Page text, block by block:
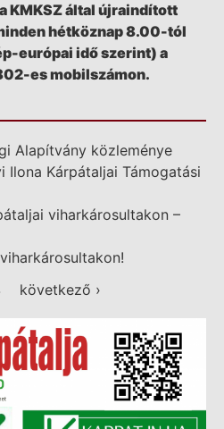
KMKSZ által újraindított
hétköznap 8.00-tól
európai idő szerint) a
es mobilszámon.
Alapítvány közleménye
Ilona Kárpátaljai Támogatási
viharkárosultakon –
következő ›